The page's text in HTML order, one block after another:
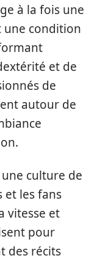
à la fois une
une condition
et de
de
autour de
culture de
et les fans
vitesse et
pour
des récits